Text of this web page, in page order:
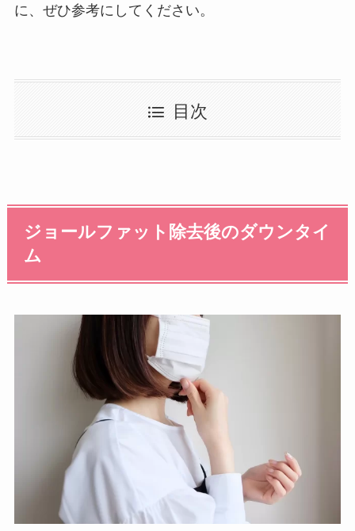
に、ぜひ参考にしてください。
目次
ジョールファット除去後のダウンタイ
ム